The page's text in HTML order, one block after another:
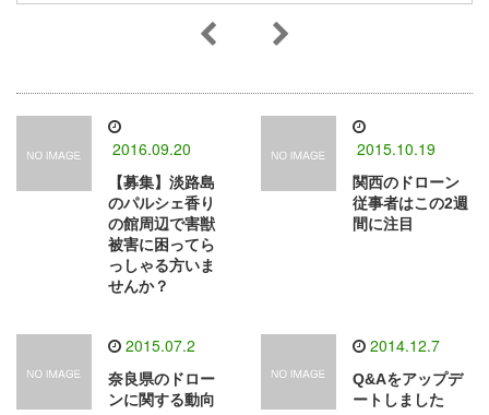
2016.09.20
【募集】淡路島
のパルシェ香り
の館周辺で害獣
被害に困ってら
っしゃる方いま
せんか？
2015.10.19
関西のドローン
従事者はこの2週
間に注目
2015.07.2
奈良県のドロー
ンに関する動向
2014.12.7
Q&Aをアップデ
ートしました